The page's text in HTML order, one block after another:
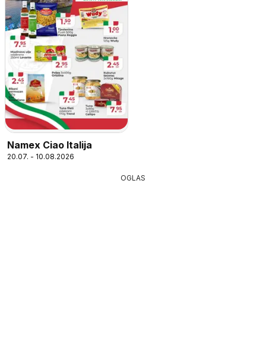
Namex Ciao Italija
20.07. - 10.08.2026
OGLAS